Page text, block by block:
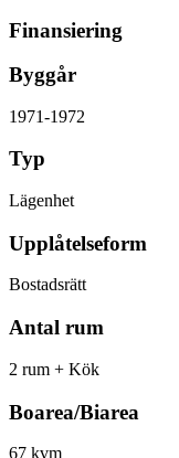
Finansiering
Byggår
1971-1972
Typ
Lägenhet
Upplåtelseform
Bostadsrätt
Antal rum
2 rum + Kök
Boarea/Biarea
67 kvm